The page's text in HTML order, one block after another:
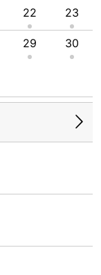
22 23
29 30